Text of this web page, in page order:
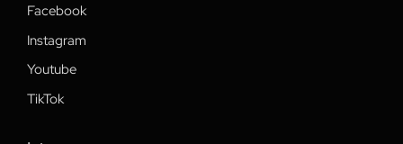
Facebook
Instagram
Youtube
TikTok